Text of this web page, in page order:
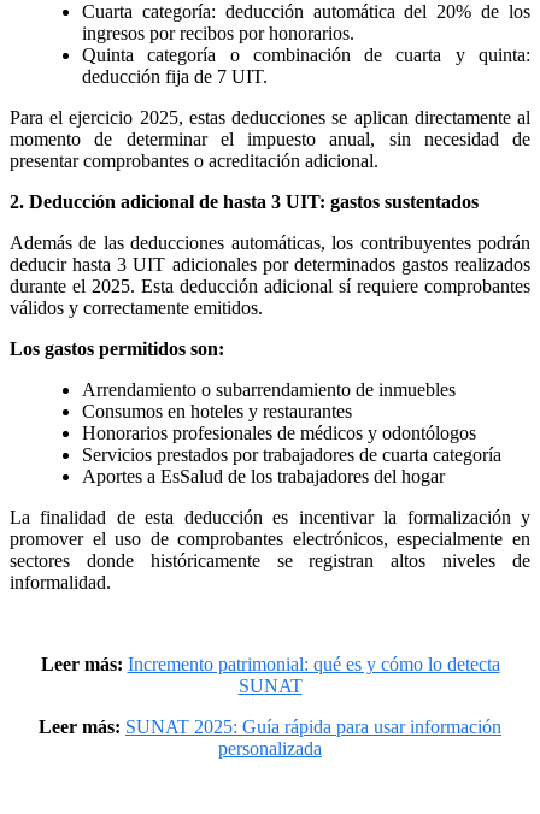
Cuarta categoría: deducción automática del 20% de los
ingresos por recibos por honorarios.
Quinta categoría o combinación de cuarta y quinta:
deducción fija de 7 UIT.
Para el ejercicio 2025, estas deducciones se aplican directamente al
momento de determinar el impuesto anual, sin necesidad de
presentar comprobantes o acreditación adicional.
2. Deducción adicional de hasta 3 UIT: gastos sustentados
Además de las deducciones automáticas, los contribuyentes podrán
deducir hasta 3 UIT adicionales por determinados gastos realizados
durante el 2025. Esta deducción adicional sí requiere comprobantes
válidos y correctamente emitidos.
Los gastos permitidos son:
Arrendamiento o subarrendamiento de inmuebles
Consumos en hoteles y restaurantes
Honorarios profesionales de médicos y odontólogos
Servicios prestados por trabajadores de cuarta categoría
Aportes a EsSalud de los trabajadores del hogar
La finalidad de esta deducción es incentivar la formalización y
promover el uso de comprobantes electrónicos, especialmente en
sectores donde históricamente se registran altos niveles de
informalidad.
Leer más: Incremento patrimonial: qué es y cómo lo detecta
SUNAT
Leer más: SUNAT 2025: Guía rápida para usar información
personalizada